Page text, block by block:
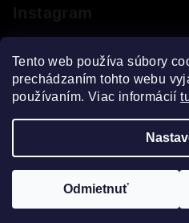
Tento web používa súbory
prechádzaním tohto webu
používaním. Viac informácií
Odmietnuť
ä
Sledovať na
Upraviť